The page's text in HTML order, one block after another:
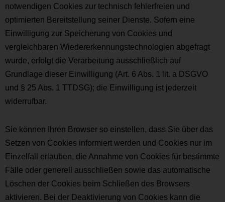
notwendigen Cookies zur technisch fehlerfreien und
optimierten Bereitstellung seiner Dienste. Sofern eine
Einwilligung zur Speicherung von Cookies und
vergleichbaren Wiedererkennungstechnologien abgefragt
wurde, erfolgt die Verarbeitung ausschließlich auf
Grundlage dieser Einwilligung (Art. 6 Abs. 1 lit. a DSGVO
und § 25 Abs. 1 TTDSG); die Einwilligung ist jederzeit
widerrufbar.
Sie können Ihren Browser so einstellen, dass Sie über das
Setzen von Cookies informiert werden und Cookies nur im
Einzelfall erlauben, die Annahme von Cookies für bestimmte
Fälle oder generell ausschließen sowie das automatische
Löschen der Cookies beim Schließen des Browsers
aktivieren. Bei der Deaktivierung von Cookies kann die